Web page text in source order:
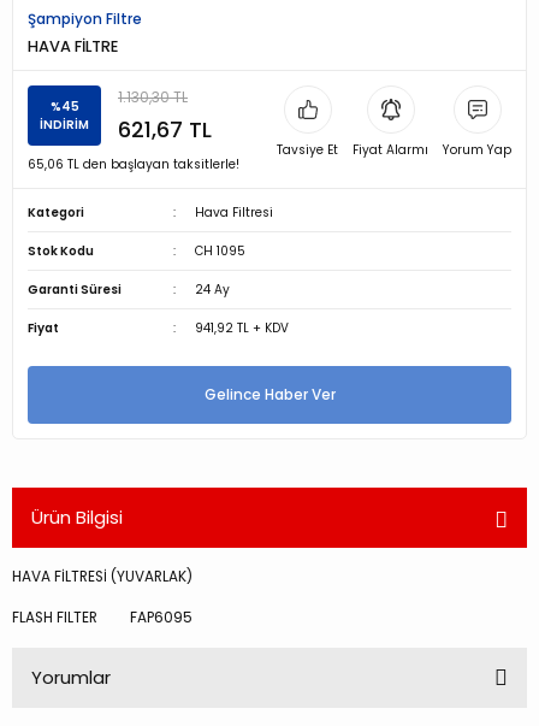
Şampiyon Filtre
HAVA FİLTRE
%45
İNDİRİM
1.130,30 TL
621,67 TL
65,06 TL den başlayan taksitlerle!
Tavsiye Et Fiyat Alarmı Yorum Yap
Kategori Hava Filtresi
Stok Kodu CH 1095
Garanti Süresi 24 Ay
Fiyat 941,92 TL + KDV
Gelince Haber Ver
Ürün Bilgisi
HAVA FİLTRESİ (YUVARLAK)
FLASH FILTER FAP6095
Yorumlar